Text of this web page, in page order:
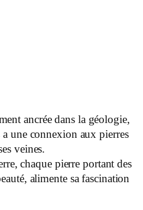
ancrée dans la géologie,
une connexion aux pierres
veines.
chaque pierre portant des
alimente sa fascination